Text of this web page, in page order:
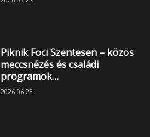
Piknik Foci Szentesen – közös
meccsnézés és családi
programok…
2026.06.23.